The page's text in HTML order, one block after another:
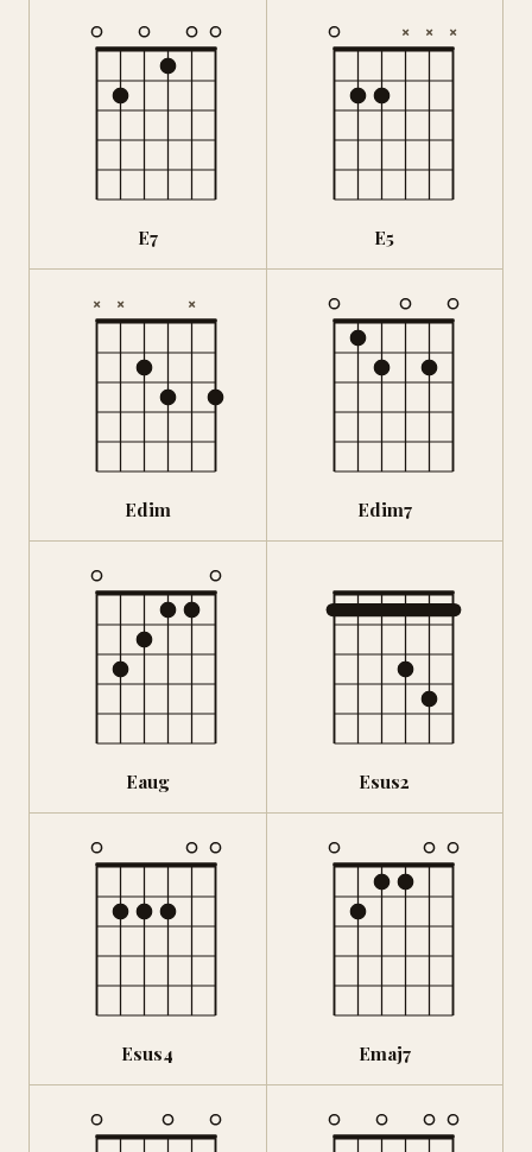
E7
× × ×
E5
× × ×
Edim Edim7
Eaug Esus2
Esus4 Emaj7